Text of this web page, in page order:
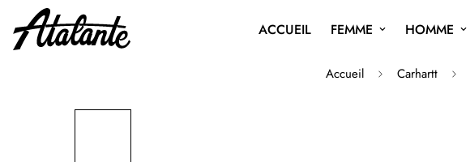
ACCUEIL FEMME HOMME
Accueil Carhartt